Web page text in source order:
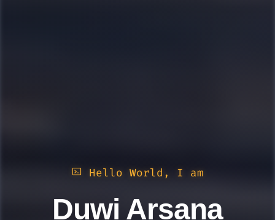
Hello World, I am
Duwi Arsana